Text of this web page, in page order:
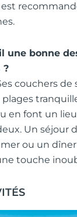
une bonne
?
couchers de
en font un
Un séjour
ou un dîner
touche